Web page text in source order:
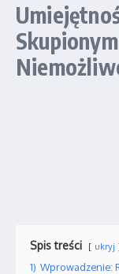
Spis treści ukryj
1) Wprowadzenie: